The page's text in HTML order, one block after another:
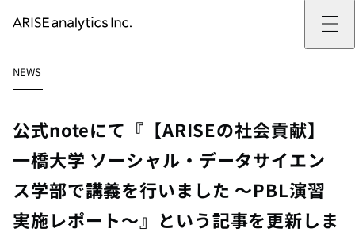
ARISE analyticsとはトップ
ミッション・バリュー
働きがいのある会社づくり
サービス
提供サービストップ
カスタマーサポート改革
ドローン・ビジネス活用
データ・AI人材育成支援
実績
データドリブン改革の推進支援
新規事業の立ち上げ支援
データ分析基盤の構築・活用支援
企業情報
企業情報トップ
会社概要
CEOメッセージ
サステナビリティ
お問い合わせ
ニュース
ニューストップ
インフォメーション
プレスリリース
イベント
技術情報
技術情報トップ
TECH BLOG
PAPER
OTHERS
採用トップ
新卒採用
中途採用
NEWS
公式noteにて『【ARISEの社会貢献】
一橋大学 ソーシャル・データサイエン
ス学部で講義を行いました ～PBL演習
実施レポート～』という記事を更新しま